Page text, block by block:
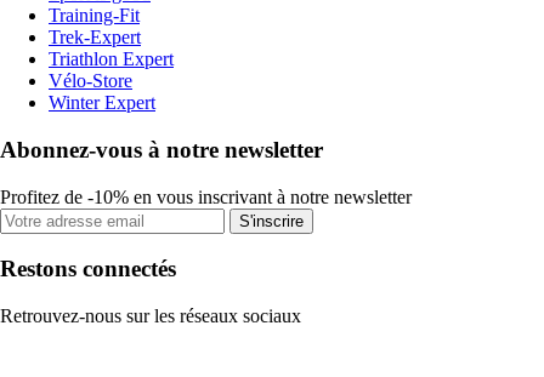
Training-Fit
Trek-Expert
Triathlon Expert
Vélo-Store
Winter Expert
Abonnez-vous à notre newsletter
Profitez de -10% en vous inscrivant à notre newsletter
S'inscrire
Restons connectés
Retrouvez-nous sur les réseaux sociaux